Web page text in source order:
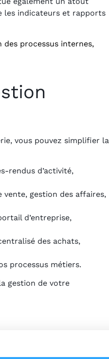
les indicateurs et rapports
processus internes,
vous pouvez simplifier la
rendus d’activité,
vente, gestion des affaires,
d’entreprise,
des achats,
processus métiers.
gestion de votre